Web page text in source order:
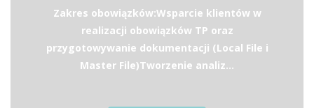
Zakres obowiązków:Wsparcie klientów w
realizacji obowiązków TP oraz
przygotowywanie dokumentacji (Local File i
Master File)Tworzenie analiz...